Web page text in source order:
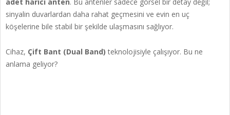
adet harici anten. Bu antenler sadece görsel bir detay değil;
sinyalin duvarlardan daha rahat geçmesini ve evin en uç
köşelerine bile stabil bir şekilde ulaşmasını sağlıyor.
Cihaz, Çift Bant (Dual Band) teknolojisiyle çalışıyor. Bu ne
anlama geliyor?